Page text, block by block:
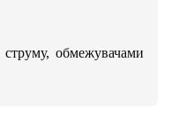
обмежувачами